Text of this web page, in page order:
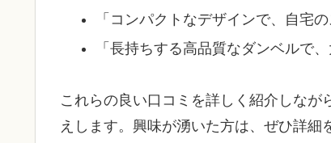
「コンパクトなデザインで、自宅
「長持ちする高品質なダンベルで
これらの良い口コミを詳しく紹介しな
えします。興味が湧いた方は、ぜひ詳細